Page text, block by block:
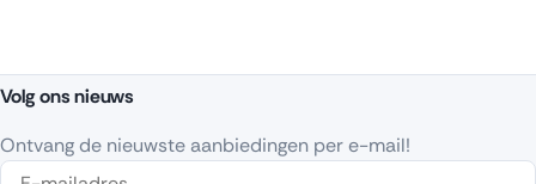
Volg ons nieuws
Ontvang de nieuwste aanbiedingen per e-mail!